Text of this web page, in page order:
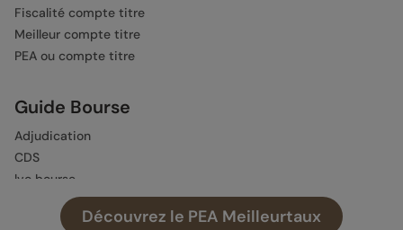
Découvrez le PEA Meilleurtaux
Fiscalité compte titre
Meilleur compte titre
PEA ou compte titre
Guide Bourse
Adjudication
CDS
lvc bourse
Obligation
Solvabilité